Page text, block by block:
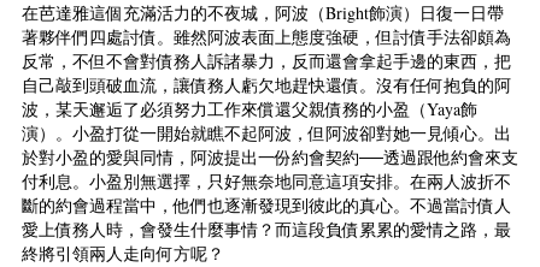
在芭達雅這個充滿活力的不夜城，阿波（Bright飾演）日復一日帶
著夥伴們四處討債。雖然阿波表面上態度強硬，但討債手法卻頗為
反常，不但不會對債務人訴諸暴力，反而還會拿起手邊的東西，把
自己敲到頭破血流，讓債務人虧欠地趕快還債。沒有任何抱負的阿
波，某天邂逅了必須努力工作來償還父親債務的小盈（Yaya飾
演）。小盈打從一開始就瞧不起阿波，但阿波卻對她一見傾心。出
於對小盈的愛與同情，阿波提出一份約會契約──透過跟他約會來支
付利息。小盈別無選擇，只好無奈地同意這項安排。在兩人波折不
斷的約會過程當中，他們也逐漸發現到彼此的真心。不過當討債人
愛上債務人時，會發生什麼事情？而這段負債累累的愛情之路，最
終將引領兩人走向何方呢？